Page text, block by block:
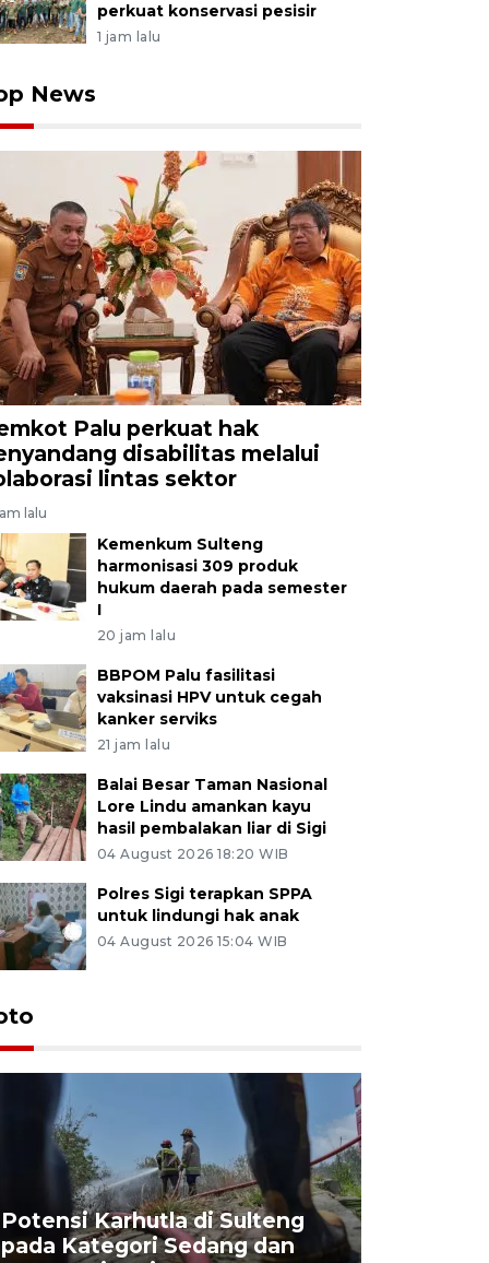
perkuat konservasi pesisir
1 jam lalu
News
Palu perkuat hak
disabilitas melalui
lintas sektor
lalu
Kemenkum Sulteng
harmonisasi 309 produk
hukum daerah pada semester
I
20 jam lalu
BBPOM Palu fasilitasi
vaksinasi HPV untuk cegah
kanker serviks
21 jam lalu
Balai Besar Taman Nasional
Lore Lindu amankan kayu
hasil pembalakan liar di Sigi
04 August 2026 18:20 WIB
Polres Sigi terapkan SPPA
untuk lindungi hak anak
04 August 2026 15:04 WIB
Potensi Karhutla di Sulteng
pada Kategori Sedang dan